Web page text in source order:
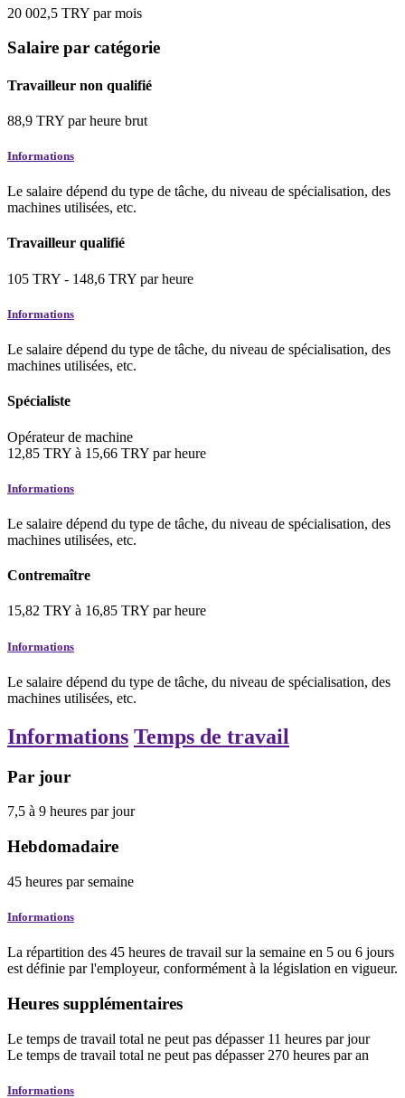
20 002,5 TRY par mois
Salaire par catégorie
Travailleur non qualifié
88,9 TRY par heure brut
Informations
Le salaire dépend du type de tâche, du niveau de spécialisation, des
machines utilisées, etc.
Travailleur qualifié
105 TRY - 148,6 TRY par heure
Informations
Le salaire dépend du type de tâche, du niveau de spécialisation, des
machines utilisées, etc.
Spécialiste
Opérateur de machine
12,85 TRY à 15,66 TRY par heure
Informations
Le salaire dépend du type de tâche, du niveau de spécialisation, des
machines utilisées, etc.
Contremaître
15,82 TRY à 16,85 TRY par heure
Informations
Le salaire dépend du type de tâche, du niveau de spécialisation, des
machines utilisées, etc.
Informations Temps de travail
Par jour
7,5 à 9 heures par jour
Hebdomadaire
45 heures par semaine
Informations
La répartition des 45 heures de travail sur la semaine en 5 ou 6 jours
est définie par l'employeur, conformément à la législation en vigueur.
Heures supplémentaires
Le temps de travail total ne peut pas dépasser 11 heures par jour
Le temps de travail total ne peut pas dépasser 270 heures par an
Informations